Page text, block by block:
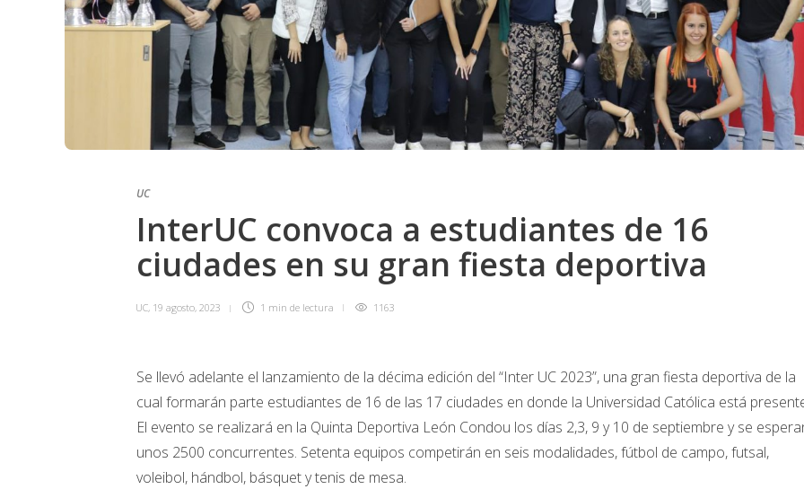
UC
InterUC convoca a estudiantes de 16
ciudades en su gran fiesta deportiva
UC, 19 agosto, 2023 1 min de lectura 1163
Se llevó adelante el lanzamiento de la décima edición del “Inter UC 2023”, una gran fiesta deportiva de la
cual formarán parte estudiantes de 16 de las 17 ciudades en donde la Universidad Católica está
El evento se realizará en la Quinta Deportiva León Condou los días 2,3, 9 y 10 de septiembre y se
unos 2500 concurrentes. Setenta equipos competirán en seis modalidades, fútbol de campo, futsal,
voleibol, hándbol, básquet y tenis de mesa.